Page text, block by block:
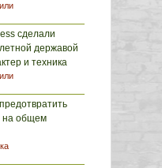
сделали
державой
и техника
на общем